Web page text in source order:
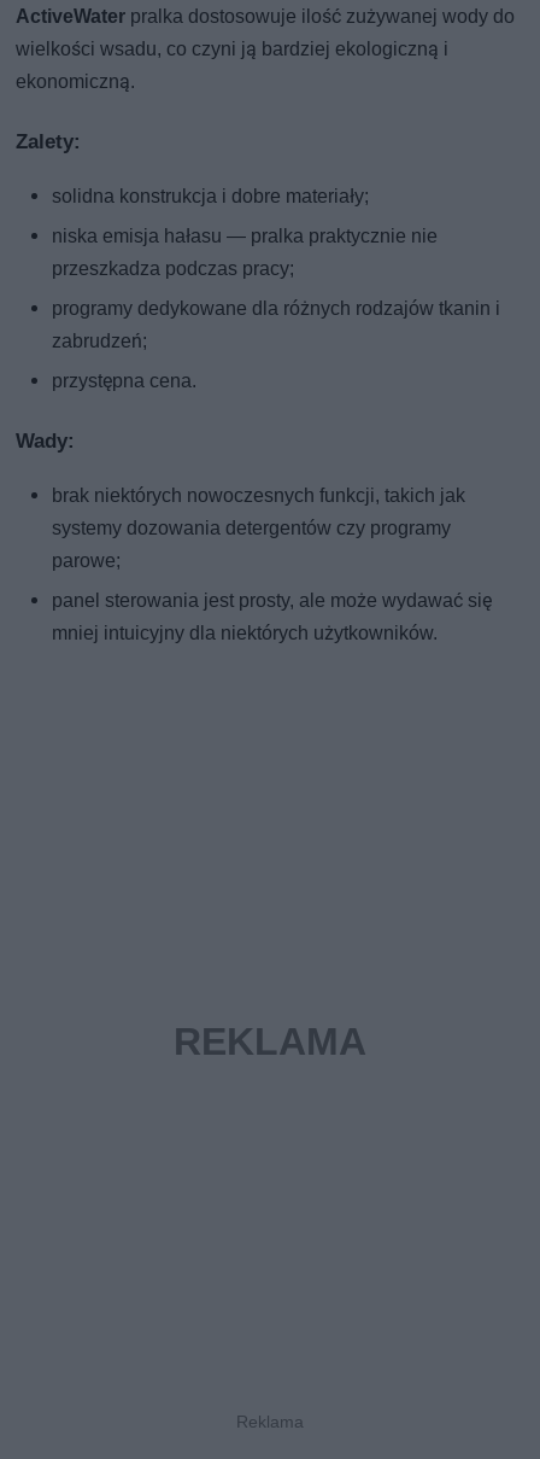
ActiveWater pralka dostosowuje ilość zużywanej wody do
wielkości wsadu, co czyni ją bardziej ekologiczną i
ekonomiczną.
Zalety:
solidna konstrukcja i dobre materiały;
niska emisja hałasu — pralka praktycznie nie
przeszkadza podczas pracy;
programy dedykowane dla różnych rodzajów tkanin i
zabrudzeń;
przystępna cena.
Wady:
brak niektórych nowoczesnych funkcji, takich jak
systemy dozowania detergentów czy programy
parowe;
panel sterowania jest prosty, ale może wydawać się
mniej intuicyjny dla niektórych użytkowników.